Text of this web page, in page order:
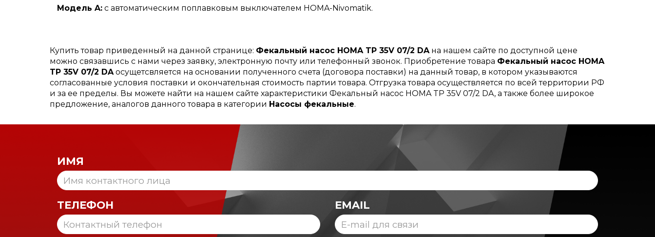
Модель A: с автоматическим поплавковым выключателем HOMA-Nivomatik.
Купить товар приведенный на данной странице: Фекальный насос HOMA TP 35V 07/2 DAна нашем сайте по доступной цене
можно связавшись с нами через заявку, электронную почту или телефонный звонок. Приобретение товара Фекальный насос HOMA
TP 35V 07/2 DAосущетсвляется на основании полученного счета (договора поставки) на данный товар, в котором указываются
согласованные условия поставки и окончательная стоимость партии товара. Отгрузка товара осуществляется по всей территории РФ
и за ее пределы. Вы можете найти на нашем сайте характеристики Фекальный насос HOMA TP 35V 07/2 DA, а также более широкое
предложение, аналогов данного товара в категории Насосы фекальные.
ИМЯ
ТЕЛЕФОН EMAIL